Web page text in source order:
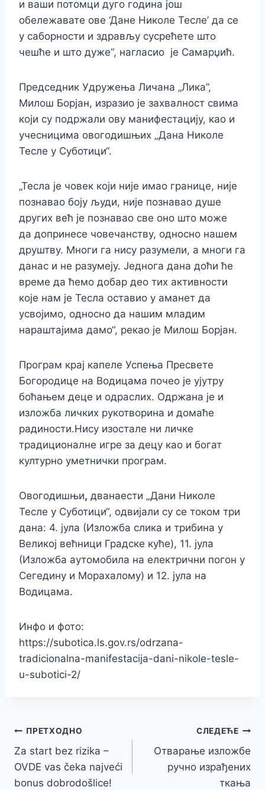
и ваши потомци дуго година још
обележавате ове ‘Дане Николе Тесле’ да се
у саборности и здрављу сусрећете што
чешће и што дуже“, нагласио је Самарџић.
Председник Удружења Личана „Лика”,
Милош Борјан, изразио је захвалност свима
који су подржали ову манифестацију, као и
учесницима овогодишњих „Дана Николе
Тесле у Суботици“.
„Тесла је човек који није имао границе, није
познавао боју људи, није познавао душе
других већ је познавао све оно што може
да допринесе човечанству, односно нашем
друштву. Многи га нису разумели, а многи га
данас и не разумеју. Једнога дана доћи ће
време да ћемо добар део тих активности
које нам је Тесла оставио у аманет да
усвојимо, односно да нашим младим
нараштајима дамо“, рекао је Милош Борјан.
Програм крај капеле Успења Пресвете
Богородице на Водицама почео је ујутру
боћањем деце и одраслих. Одржана је и
изложба личких рукотворина и домаће
радиности.Нису изостале ни личке
традиционалне игре за децу као и богат
културно уметнички програм.
Овогодишњи, дванаести „Дани Николе
Тесле у Суботици“, одвијали су се током три
дана: 4. јула (Изложба слика и трибина у
Великој већници Градске куће), 11. јула
(Изложба аутомобила на електрични погон у
Сегедину и Морахалому) и 12. jула на
Водицама.
Инфо и фото:
https://subotica.ls.gov.rs/odrzana-
tradicionalna-manifestacija-dani-nikole-tesle-
u-subotici-2/
Кретање
чланка
ПРЕТХОДНО
Za start bez rizika –
OVDE vas čeka najveći
bonus dobrodošlice!
СЛЕДЕЋЕ
Отварање изложбе
ручно израђених
ткања